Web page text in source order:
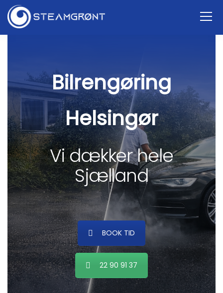
Bilrengøring
Helsingør
Vi dækker hele
Sjælland
BOOK TID
22 90 91 37